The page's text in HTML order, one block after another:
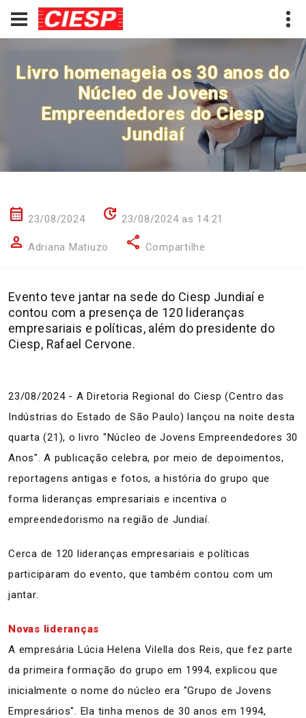
Livro homenageia os 30 anos do
Núcleo de Jovens
Empreendedores do Ciesp
Jundiaí
calendar_month 23/08/2024 update 23/08/2024 as 14:21
person Adriana Matiuzo share Compartilhe
Evento teve jantar na sede do Ciesp Jundiaí e
contou com a presença de 120 lideranças
empresariais e políticas, além do presidente do
Ciesp, Rafael Cervone.
23/08/2024 - A Diretoria Regional do Ciesp (Centro das
Indústrias do Estado de São Paulo) lançou na noite desta
quarta (21), o livro "Núcleo de Jovens Empreendedores 30
Anos". A publicação celebra, por meio de depoimentos,
reportagens antigas e fotos, a história do grupo que
forma lideranças empresariais e incentiva o
empreendedorismo na região de Jundiaí.
Cerca de 120 lideranças empresariais e políticas
participaram do evento, que também contou com um
jantar.
Novas lideranças
A empresária Lúcia Helena Vilella dos Reis, que fez parte
da primeira formação do grupo em 1994, explicou que
inicialmente o nome do núcleo era "Grupo de Jovens
Empresários". Ela tinha menos de 30 anos em 1994,